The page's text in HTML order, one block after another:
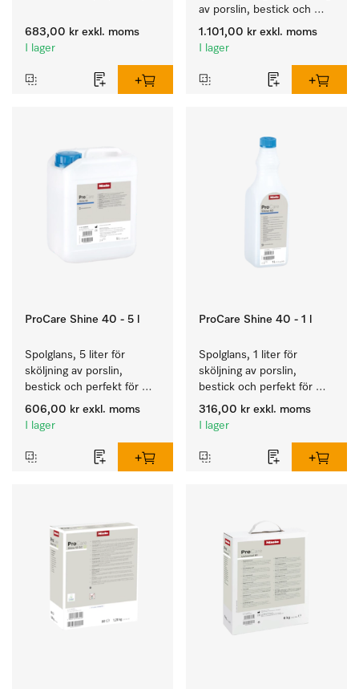
683,00 kr exkl. moms
I lager
av porslin, bestick och
glas.
1.101,00 kr exkl. moms
I lager
ProCare Shine 40 - 5 l
Spolglans, 5 liter för
sköljning av porslin,
bestick och perfekt för
glas.
606,00 kr exkl. moms
I lager
ProCare Shine 40 - 1 l
Spolglans, 1 liter för
sköljning av porslin,
bestick och perfekt för
glas.
316,00 kr exkl. moms
I lager